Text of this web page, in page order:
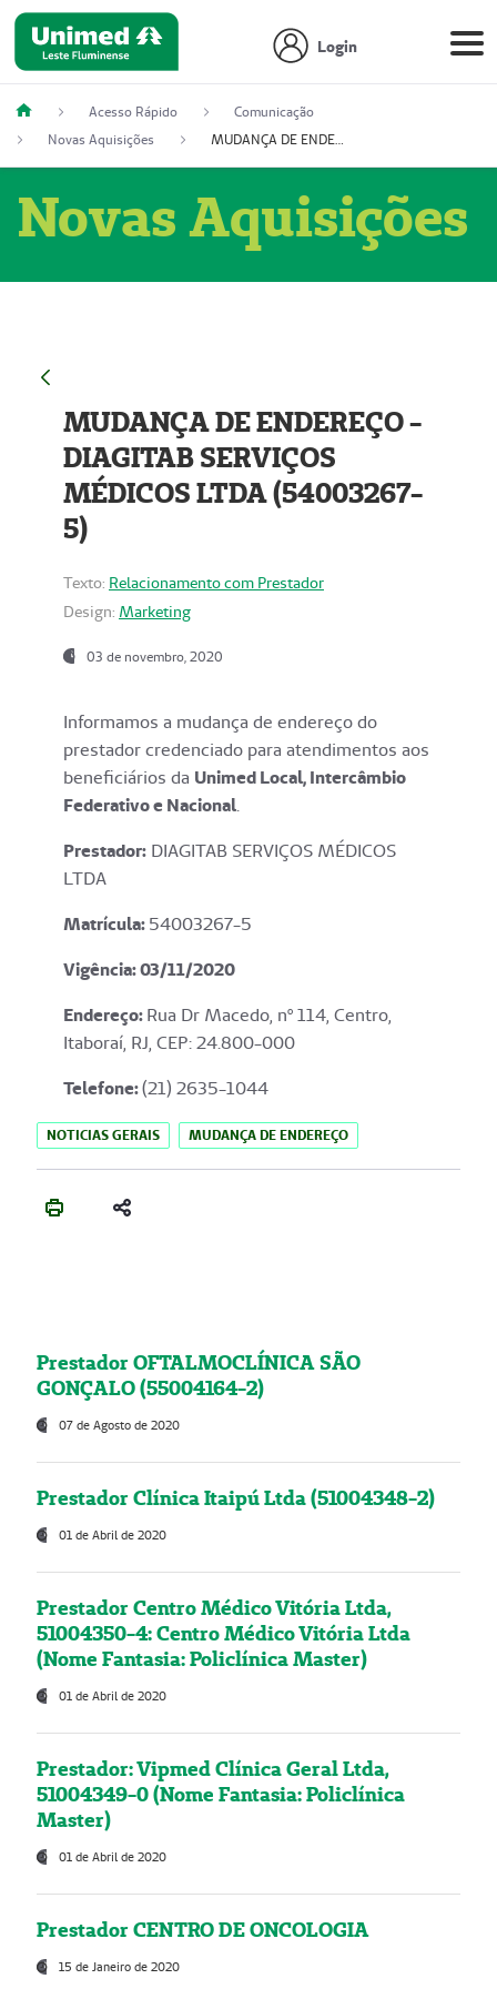
Login
Acesso Rápido
Comunicação
Novas Aquisições
MUDANÇA DE ENDEREÇO - DIAGITAB SERVIÇOS MÉDICOS LTDA (54003267-5)
Novas Aquisições
MUDANÇA DE ENDEREÇO -
DIAGITAB SERVIÇOS
MÉDICOS LTDA (54003267-
5)
Texto: Relacionamento com Prestador
Design: Marketing
03 de novembro, 2020
Informamos a mudança de endereço do
prestador credenciado para atendimentos aos
beneficiários da Unimed Local, Intercâmbio
Federativo e Nacional.
Prestador: DIAGITAB SERVIÇOS MÉDICOS
LTDA
Matrícula:54003267-5
Vigência: 03/11/2020
Endereço:Rua Dr Macedo, nº 114, Centro,
Itaboraí, RJ, CEP: 24.800-000
Telefone:(21) 2635-1044
NOTICIAS GERAIS MUDANÇA DE ENDEREÇO
Prestador OFTALMOCLÍNICA SÃO
GONÇALO (55004164-2)
07 de Agosto de 2020
Prestador Clínica Itaipú Ltda (51004348-2)
01 de Abril de 2020
Prestador Centro Médico Vitória Ltda,
51004350-4: Centro Médico Vitória Ltda
(Nome Fantasia: Policlínica Master)
01 de Abril de 2020
Prestador: Vipmed Clínica Geral Ltda,
51004349-0 (Nome Fantasia: Policlínica
Master)
01 de Abril de 2020
Prestador CENTRO DE ONCOLOGIA
15 de Janeiro de 2020